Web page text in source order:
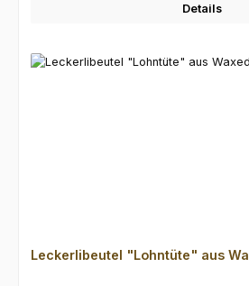
Details
Leckerlibeutel "Lohntüte" aus